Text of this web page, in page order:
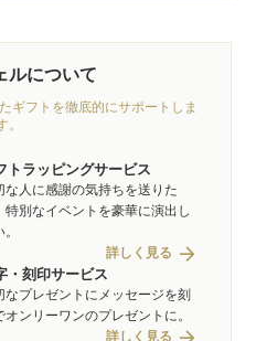
ルについて
ギフトを徹底的にサポートしま
。
トラッピングサービス
な人に感謝の気持ちを送りた
特別なイベントを豪華に演出し
詳しく見る arrow_forward
・刻印サービス
なプレゼントにメッセージを刻
オンリーワンのプレゼントに。
詳しく見る